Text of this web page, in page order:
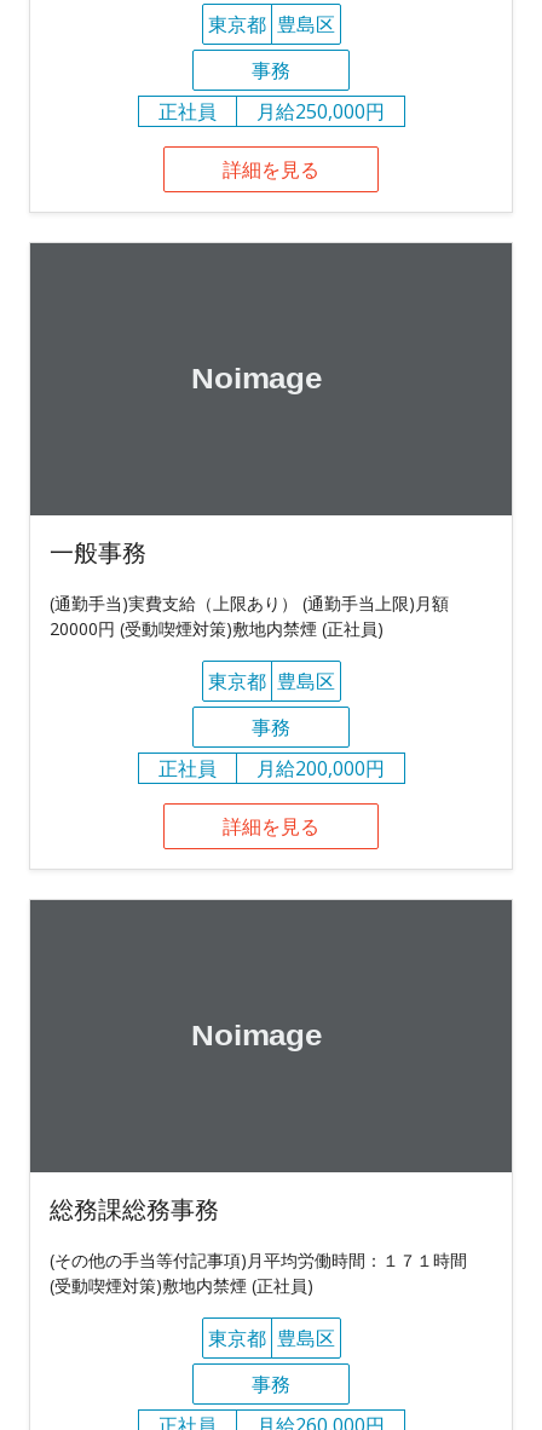
東京都 豊島区
事務
正社員
月給250,000円
詳細を見る
一般事務
(通勤手当)実費支給（上限あり） (通勤手当上限)月額
20000円 (受動喫煙対策)敷地内禁煙 (正社員)
東京都 豊島区
事務
正社員
月給200,000円
詳細を見る
総務課総務事務
(その他の手当等付記事項)月平均労働時間：１７１時間
(受動喫煙対策)敷地内禁煙 (正社員)
東京都 豊島区
事務